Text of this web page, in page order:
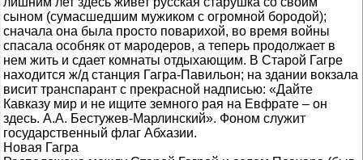
сыном (сумасшедшим мужиком с огромной бородой);
сначала она была просто поварихой, во время войны
спасала особняк от мародеров, а теперь продолжает в
нем жить и сдает комнаты отдыхающим. В Старой Гагре
находится ж/д станция Гагра-Павильон; на здании вокзала
висит транспарант с прекрасной надписью: «Дайте
Кавказу мир и не ищите земного рая на Евфрате – он
здесь. А.А. Бестужев-Марлинский». Фоном служит
государственный флаг Абхазии.
Новая Гагра